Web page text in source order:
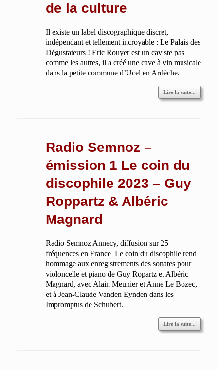
de la culture
Il existe un label discographique discret,
indépendant et tellement incroyable : Le Palais des
Dégustateurs ! Eric Rouyer est un caviste pas
comme les autres, il a créé une cave à vin musicale
dans la petite commune d’Ucel en Ardèche.
Lire la suite...
Radio Semnoz –
émission 1 Le coin du
discophile 2023 – Guy
Roppartz & Albéric
Magnard
Radio Semnoz Annecy, diffusion sur 25
fréquences en France Le coin du discophile rend
hommage aux enregistrements des sonates pour
violoncelle et piano de Guy Ropartz et Albéric
Magnard, avec Alain Meunier et Anne Le Bozec,
et à Jean-Claude Vanden Eynden dans les
Impromptus de Schubert.
Lire la suite...